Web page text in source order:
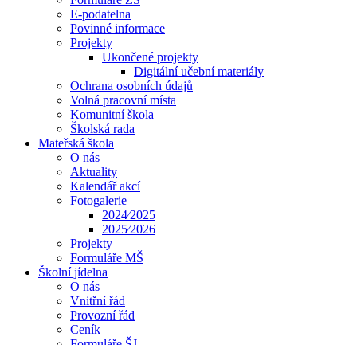
E-podatelna
Povinné informace
Projekty
Ukončené projekty
Digitální učební materiály
Ochrana osobních údajů
Volná pracovní místa
Komunitní škola
Školská rada
Mateřská škola
O nás
Aktuality
Kalendář akcí
Fotogalerie
2024⁄2025
2025⁄2026
Projekty
Formuláře MŠ
Školní jídelna
O nás
Vnitřní řád
Provozní řád
Ceník